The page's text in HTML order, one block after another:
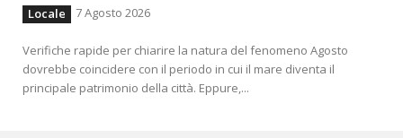
Locale 7 Agosto 2026
Verifiche rapide per chiarire la natura del fenomeno Agosto
dovrebbe coincidere con il periodo in cui il mare diventa il
principale patrimonio della città. Eppure,...